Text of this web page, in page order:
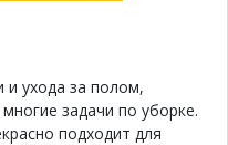
и ухода за полом,
задачи по уборке.
подходит для